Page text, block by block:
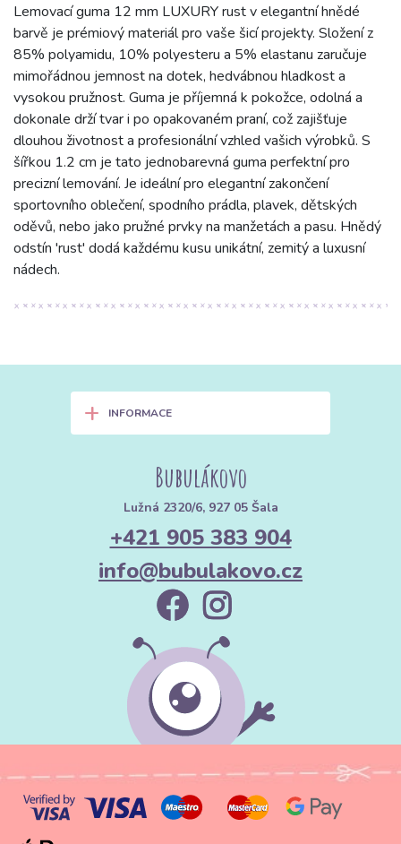
Lemovací guma 12 mm LUXURY rust v elegantní hnědé
barvě je prémiový materiál pro vaše šicí projekty. Složení z
85% polyamidu, 10% polyesteru a 5% elastanu zaručuje
mimořádnou jemnost na dotek, hedvábnou hladkost a
vysokou pružnost. Guma je příjemná k pokožce, odolná a
dokonale drží tvar i po opakovaném praní, což zajišťuje
dlouhou životnost a profesionální vzhled vašich výrobků. S
šířkou 1.2 cm je tato jednobarevná guma perfektní pro
precizní lemování. Je ideální pro elegantní zakončení
sportovního oblečení, spodního prádla, plavek, dětských
oděvů, nebo jako pružné prvky na manžetách a pasu. Hnědý
odstín 'rust' dodá každému kusu unikátní, zemitý a luxusní
nádech.
+ INFORMACE
Bubulákovo
Lužná 2320/6, 927 05 Šala
+421 905 383 904
info@bubulakovo.cz